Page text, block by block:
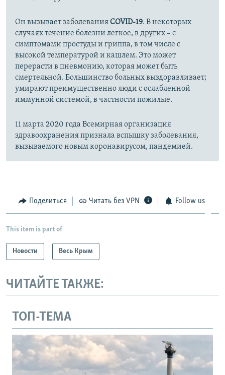
Он вызывает заболеванияCOVID-19. В некоторых
случаях течение болезни легкое, в других – с
симптомами простуды и гриппа, в том числе с
высокой температурой и кашлем. Это может
перерасти в пневмонию, которая может быть
смертельной. Большинство больных выздоравливает;
умирают преимущественно люди с ослабленной
иммунной системой, в частности пожилые.
11 марта 2020 года Всемирная организация
здравоохранения признала вспышку заболевания,
вызываемого новым коронавирусом, пандемией.
Поделиться Читать без VPN Follow us
This item is part of
Новости Весь Крым
ЧИТАЙТЕ ТАКЖЕ:
ТОП-ТЕМА